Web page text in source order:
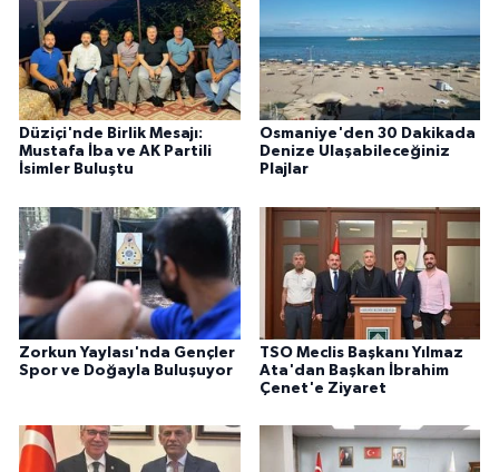
Düziçi'nde Birlik Mesajı:
Mustafa İba ve AK Partili
İsimler Buluştu
Osmaniye'den 30 Dakikada
Denize Ulaşabileceğiniz
Plajlar
Zorkun Yaylası'nda Gençler
Spor ve Doğayla Buluşuyor
TSO Meclis Başkanı Yılmaz
Ata'dan Başkan İbrahim
Çenet'e Ziyaret